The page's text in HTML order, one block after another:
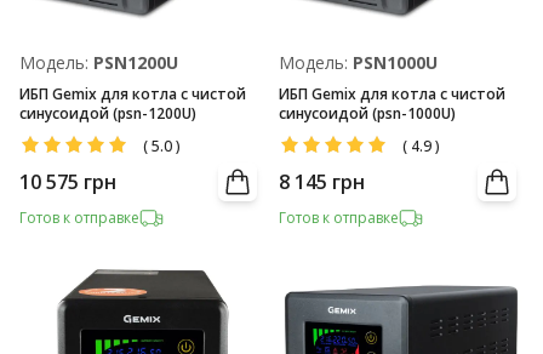
Модель: PSN1200U
ИБП Gemix для котла с чистой
синусоидой (psn-1200U)
(5.0)
10 575 грн
Готов к отправке
Модель: PSN1000U
ИБП Gemix для котла с чистой
синусоидой (psn-1000U)
( 4.9)
8 145 грн
Готов к отправке